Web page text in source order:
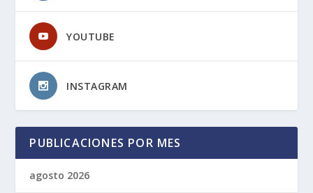
YOUTUBE
INSTAGRAM
PUBLICACIONES POR MES
agosto 2026